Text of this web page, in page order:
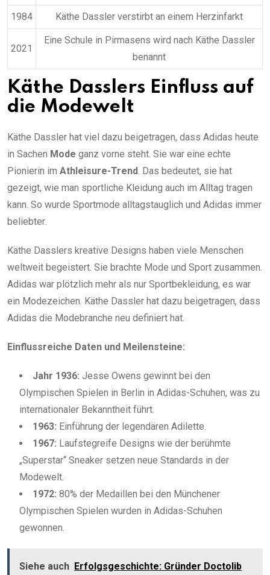
1984 Käthe Dassler verstirbt an einem Herzinfarkt
2021
Eine Schule in Pirmasens wird nach Käthe Dassler
benannt
Käthe Dasslers Einfluss auf
die Modewelt
Käthe Dassler hat viel dazu beigetragen, dass Adidas heute
in Sachen Mode ganz vorne steht. Sie war eine echte
Pionierin im Athleisure-Trend. Das bedeutet, sie hat
gezeigt, wie man sportliche Kleidung auch im Alltag tragen
kann. So wurde Sportmode alltagstauglich und Adidas immer
beliebter.
Käthe Dasslers kreative Designs haben viele Menschen
weltweit begeistert. Sie brachte Mode und Sport zusammen.
Adidas war plötzlich mehr als nur Sportbekleidung, es war
ein Modezeichen. Käthe Dassler hat dazu beigetragen, dass
Adidas die Modebranche neu definiert hat.
Einflussreiche Daten und Meilensteine:
Jahr 1936: Jesse Owens gewinnt bei den
Olympischen Spielen in Berlin in Adidas-Schuhen, was zu
internationaler Bekanntheit führt.
1963: Einführung der legendären Adilette.
1967: Laufstegreife Designs wie der berühmte
„Superstar“ Sneaker setzen neue Standards in der
Modewelt.
1972: 80% der Medaillen bei den Münchener
Olympischen Spielen wurden in Adidas-Schuhen
gewonnen.
Siehe auch Erfolgsgeschichte: Gründer Doctolib